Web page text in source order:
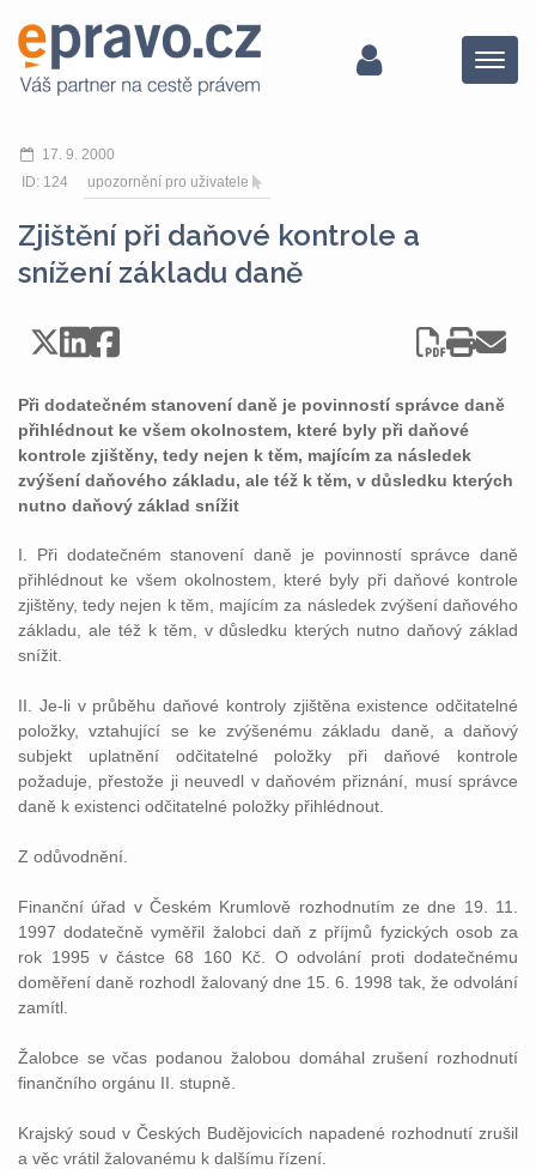
Menu
17. 9. 2000
ID: 124
upozornění pro uživatele
Zjištění při daňové kontrole a
snížení základu daně
Při dodatečném stanovení daně je povinností správce daně
přihlédnout ke všem okolnostem, které byly při daňové
kontrole zjištěny, tedy nejen k těm, majícím za následek
zvýšení daňového základu, ale též k těm, v důsledku kterých
nutno daňový základ snížit
I. Při dodatečném stanovení daně je povinností správce daně
přihlédnout ke všem okolnostem, které byly při daňové kontrole
zjištěny, tedy nejen k těm, majícím za následek zvýšení daňového
základu, ale též k těm, v důsledku kterých nutno daňový základ
snížit.
II. Je-li v průběhu daňové kontroly zjištěna existence odčitatelné
položky, vztahující se ke zvýšenému základu daně, a daňový
subjekt uplatnění odčitatelné položky při daňové kontrole
požaduje, přestože ji neuvedl v daňovém přiznání, musí správce
daně k existenci odčitatelné položky přihlédnout.
Z odůvodnění.
Finanční úřad v Českém Krumlově rozhodnutím ze dne 19. 11.
1997 dodatečně vyměřil žalobci daň z příjmů fyzických osob za
rok 1995 v částce 68 160 Kč. O odvolání proti dodatečnému
doměření daně rozhodl žalovaný dne 15. 6. 1998 tak, že odvolání
zamítl.
Žalobce se včas podanou žalobou domáhal zrušení rozhodnutí
finančního orgánu II. stupně.
Krajský soud v Českých Budějovicích napadené rozhodnutí zrušil
a věc vrátil žalovanému k dalšímu řízení.